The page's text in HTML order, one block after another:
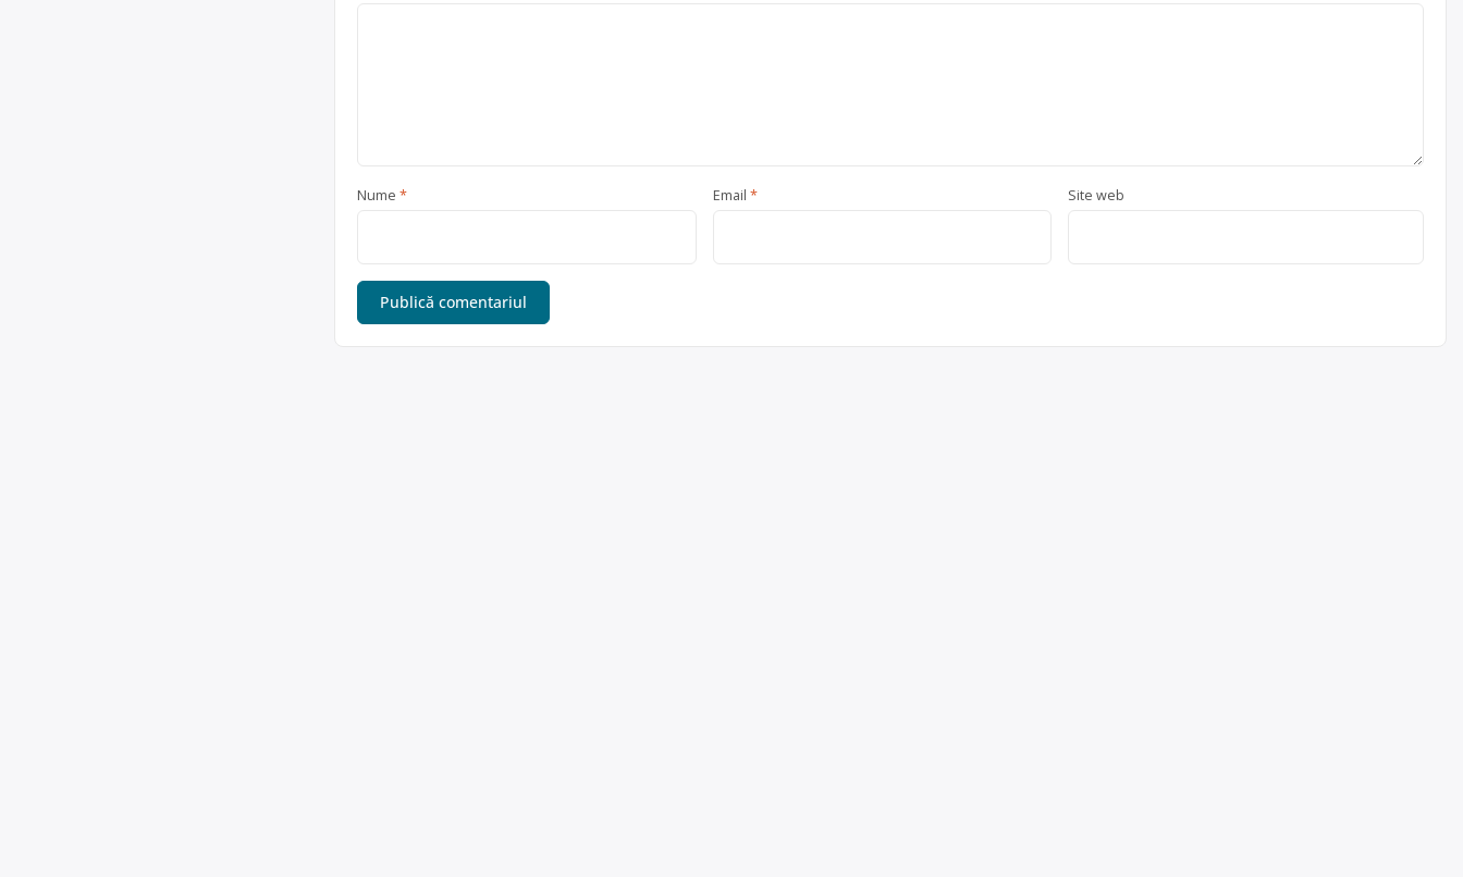
Nume * Email * Site web